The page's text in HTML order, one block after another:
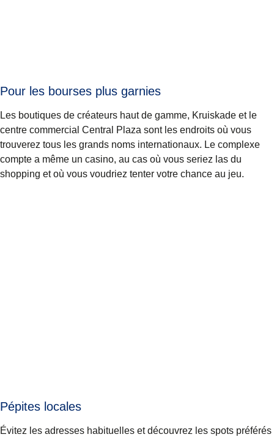
Pour les bourses plus garnies
Les boutiques de créateurs haut de gamme, Kruiskade et le
centre commercial Central Plaza sont les endroits où vous
trouverez tous les grands noms internationaux. Le complexe
compte a même un casino, au cas où vous seriez las du
shopping et où vous voudriez tenter votre chance au jeu.
Pépites locales
Évitez les adresses habituelles et découvrez les spots préférés